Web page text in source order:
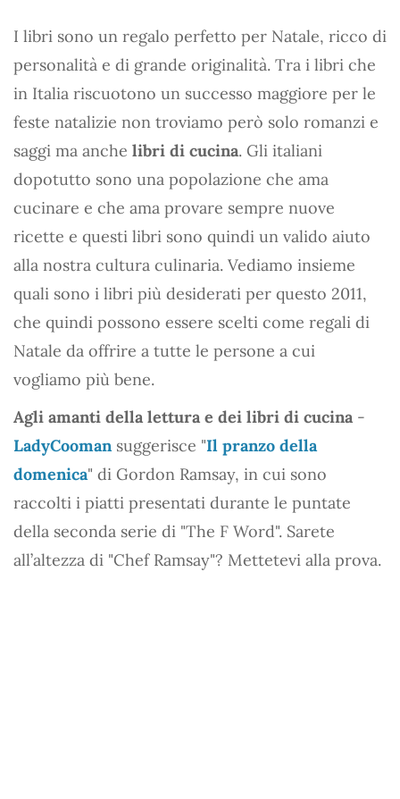
I libri sono un regalo perfetto per Natale, ricco di
personalità e di grande originalità. Tra i libri che
in Italia riscuotono un successo maggiore per le
feste natalizie non troviamo però solo romanzi e
saggi ma anche libri di cucina. Gli italiani
dopotutto sono una popolazione che ama
cucinare e che ama provare sempre nuove
ricette e questi libri sono quindi un valido aiuto
alla nostra cultura culinaria. Vediamo insieme
quali sono i libri più desiderati per questo 2011,
che quindi possono essere scelti come regali di
Natale da offrire a tutte le persone a cui
vogliamo più bene.
Agli amanti della lettura e dei libri di cucina -
LadyCoomansuggerisce "Il pranzo della
domenica" di Gordon Ramsay, in cui sono
raccolti i piatti presentati durante le puntate
della seconda serie di "The F Word". Sarete
all’altezza di "Chef Ramsay"? Mettetevi alla prova.